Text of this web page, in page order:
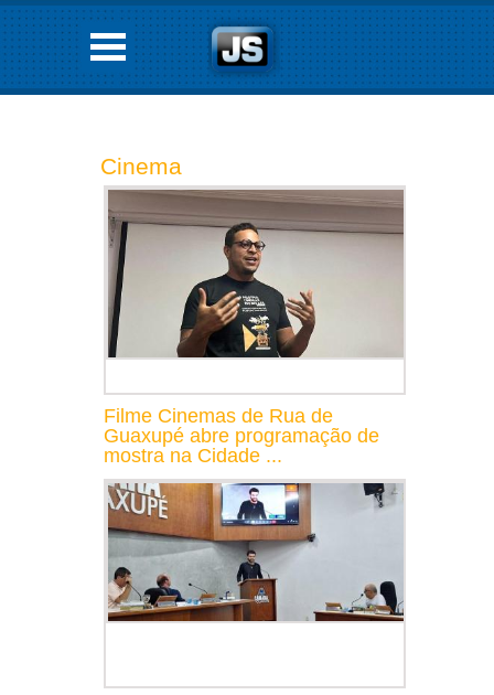
Cinema
Filme Cinemas de Rua de
Guaxupé abre programação de
mostra na Cidade ...